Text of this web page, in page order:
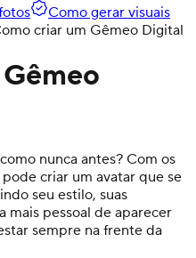
Como gerar visuais
criar um Gêmeo Digital
nunca antes? Com os
criar um avatar que se
seu estilo, suas
mais pessoal de aparecer
sempre na frente da